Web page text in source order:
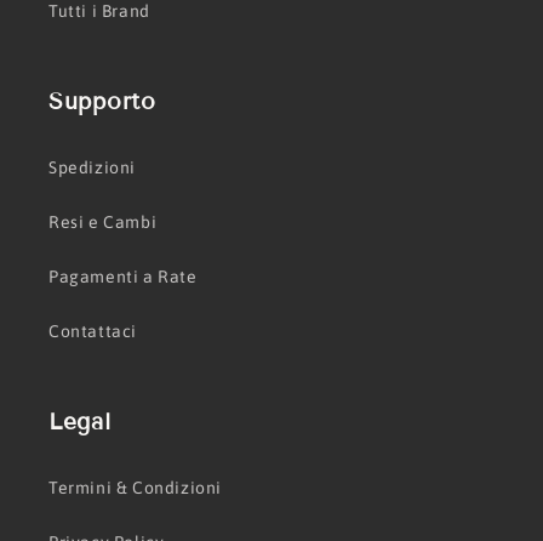
Tutti i Brand
Supporto
Spedizioni
Resi e Cambi
Pagamenti a Rate
Contattaci
Legal
Termini & Condizioni